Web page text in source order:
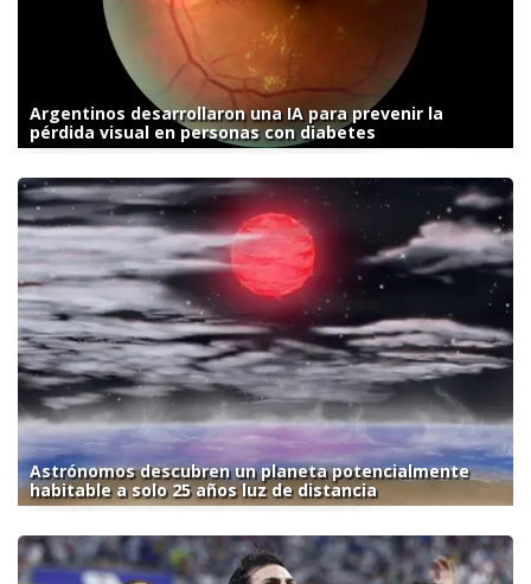
Argentinos desarrollaron una IA para prevenir la
pérdida visual en personas con diabetes
Astrónomos descubren un planeta potencialmente
habitable a solo 25 años luz de distancia